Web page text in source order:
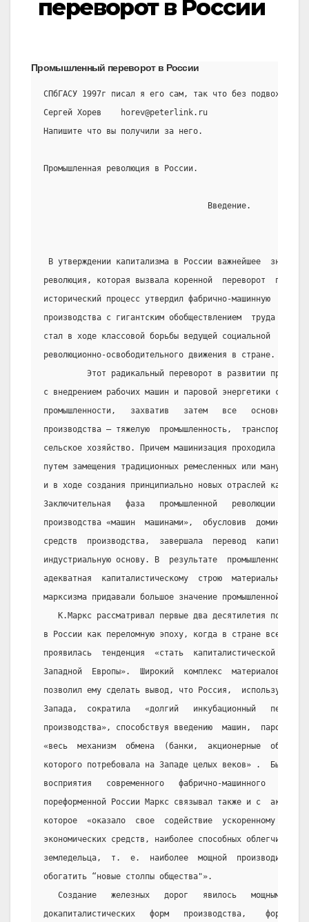
переворот в России
Промышленный переворот в России
СПбГАСУ 1997г писал я его сам, так что без подвоха
Сергей Хорев    horev@peterlink.ru
Напишите что вы получили за него.
Промышленная революция в России.
                                  Введение.
В утверждении капитализма в России важнейшее
революция, которая вызвала коренной  переворот
исторический процесс утвердил фабрично-машинную
производства с гигантским обобществлением  труда
стал в ходе классовой борьбы ведущей социальной
революционно-освободительного движения в стране.
Этот радикальный переворот в развитии
с внедрением рабочих машин и паровой энергетики
промышленности,   захватив   затем   все   основные
производства — тяжелую  промышленность,  транспорт  и
сельское хозяйство. Причем машинизация проходила  в
путем замещения традиционных ремесленных или
и в ходе создания принципиально новых отраслей
Заключительная   фаза   промышленной   революции   —
производства «машин  машинами»,  обусловив
средств  производства,  завершала  перевод
индустриальную основу. В  результате  промышленной
адекватная  капиталистическому  строю  материально-
марксизма придавали большое значение промышленной
К.Маркс рассматривал первые два десятилетия после
в России как переломную эпоху, когда в стране все
проявилась  тенденция  «стать  капиталистической
Западной  Европы».  Широкий  комплекс  материалов,
позволил ему сделать вывод, что Россия,  используя
Запада,  сократила   «долгий   инкубационный   период
производства», способствуя введению  машин,
«весь  механизм  обмена  (банки,  акционерные
которого потребовала на Западе целых веков» .  Быстрое
восприятия   современного   фабрично-машинного
пореформенной России Маркс связывал также и с
которое  «оказало  свое  содействие  ускоренному
экономических средств, наиболее способных облегчить и
земледельца,  т.  е.  наиболее  мощной
обогатить “новые столпы общества"».
Создание   железных   дорог   явилось   мощным
докапиталистических   форм   производства,